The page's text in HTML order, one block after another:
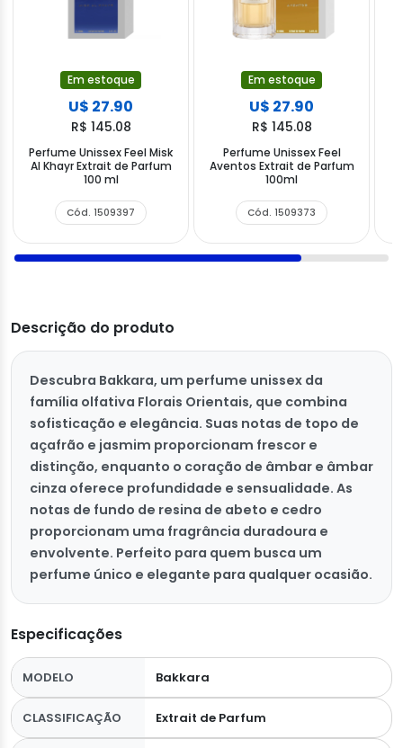
Em estoque
U$ 27.90
R$ 145.08
Perfume Unissex Feel Misk
Al Khayr Extrait de Parfum
100 ml
Cód. 1509397
Em estoque
U$ 27.90
R$ 145.08
Perfume Unissex Feel
Aventos Extrait de Parfum
100ml
Cód. 1509373
Descrição do produto
Descubra Bakkara, um perfume unissex da
família olfativa Florais Orientais, que combina
sofisticação e elegância. Suas notas de topo de
açafrão e jasmim proporcionam frescor e
distinção, enquanto o coração de âmbar e âmbar
cinza oferece profundidade e sensualidade. As
notas de fundo de resina de abeto e cedro
proporcionam uma fragrância duradoura e
envolvente. Perfeito para quem busca um
perfume único e elegante para qualquer ocasião.
Especificações
MODELO Bakkara
CLASSIFICAÇÃO Extrait de Parfum